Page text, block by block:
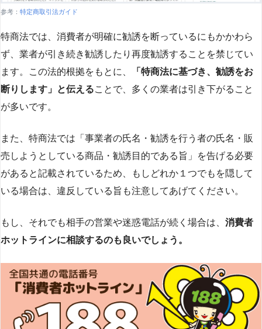
参考： 特定商取引法ガイド
特商法では、消費者が明確に勧誘を断っているにもかかわら
ず、業者が引き続き勧誘したり再度勧誘することを禁じてい
ます。この法的根拠をもとに、
「特商法に基づき、勧誘をお
断りします」と伝えることで、多くの業者は引き下がること
が多いです​​。
また、特商法では「事業者の氏名・勧誘を行う者の氏名・販
売しようとしている商品・勧誘目的である旨」を告げる必要
があると記載されているため、もしどれか１つでもを隠して
いる場合は、違反している旨も注意してあげてください。
もし、それでも相手の営業や迷惑電話が続く場合は、 消費者
ホットラインに相談するのも良いでしょう。